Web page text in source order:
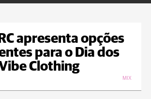
apresenta opções
para o Dia dos
Clothing
MIX